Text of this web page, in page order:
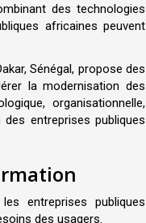
des technologies
africaines peuvent
Sénégal, propose des
la modernisation des
organisationnelle,
entreprises publiques
entreprises publiques
des usagers.